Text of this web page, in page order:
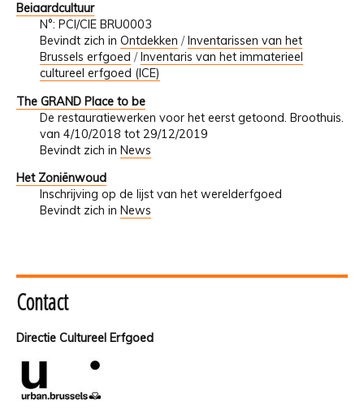
Beiaardcultuur
N°: PCI/CIE BRU0003
Bevindt zich in Ontdekken / Inventarissen van het
Brussels erfgoed / Inventaris van het immaterieel
cultureel erfgoed (ICE)
The GRAND Place to be
De restauratiewerken voor het eerst getoond. Broothuis.
van 4/10/2018 tot 29/12/2019
Bevindt zich in News
Het Zoniënwoud
Inschrijving op de lijst van het werelderfgoed
Bevindt zich in News
Contact
Directie Cultureel Erfgoed